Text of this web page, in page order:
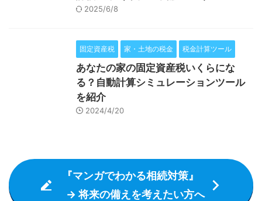
2025/6/8
固定資産税 家・土地の税金 税金計算ツール
あなたの家の固定資産税いくらにな
る？自動計算シミュレーションツール
を紹介
2024/4/20
『マンガでわかる相続対策』
→ 将来の備えを考えたい方へ